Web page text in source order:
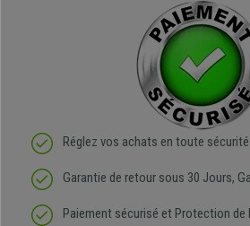
Réglez vos achats en toute sécurité
Garantie de retour sous 30 Jours,
Paiement sécurisé et Protection de